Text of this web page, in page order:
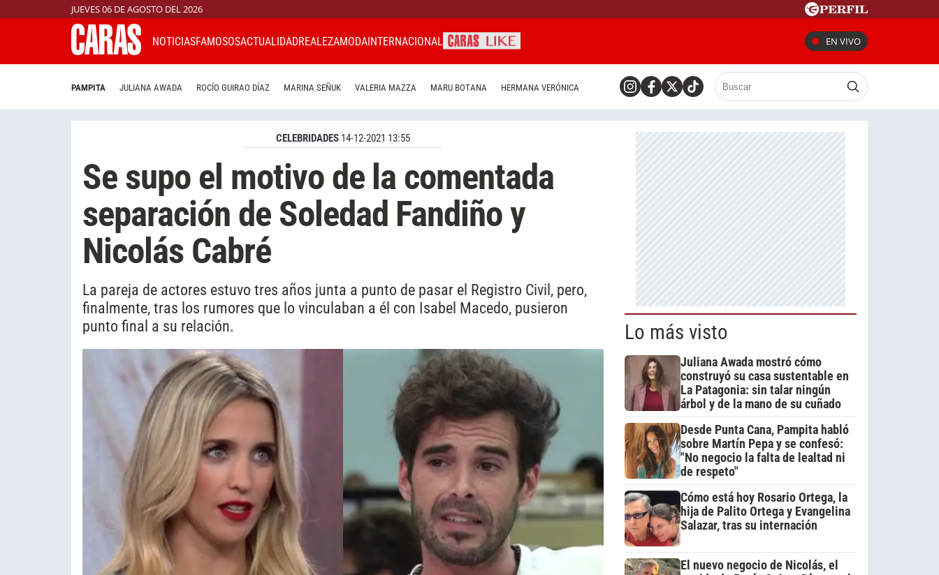
JUEVES 06 DE AGOSTO DEL 2026
NOTICIASFAMOSOSACTUALIDADREALEZAMODAINTERNACIONAL EN VIVO
PAMPITA JULIANA AWADA ROCÍO GUIRAO DÍAZ MARINA SEÑUK VALERIA MAZZA MARU BOTANA HERMANA VERÓNICA
CELEBRIDADES 14-12-2021 13:55
Se supo el motivo de la comentada
separación de Soledad Fandiño y
Nicolás Cabré
La pareja de actores estuvo tres años junta a punto de pasar el Registro Civil, pero,
finalmente, tras los rumores que lo vinculaban a él con Isabel Macedo, pusieron
punto final a su relación.
Lo más visto
Juliana Awada mostró cómo
construyó su casa sustentable en
La Patagonia: sin talar ningún
árbol y de la mano de su cuñado
Desde Punta Cana, Pampita habló
sobre Martín Pepa y se confesó:
"No negocio la falta de lealtad ni
de respeto"
Cómo está hoy Rosario Ortega, la
hija de Palito Ortega y Evangelina
Salazar, tras su internación
El nuevo negocio de Nicolás, el